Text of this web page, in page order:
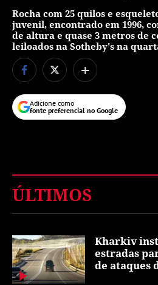
Rocha com 25 quilos e
juvenil, encontrado em 1996,
de altura e quase 3 metros de
leiloados na Sotheby's na
+
Adicione como
fonte preferencial no Google
ÚLTIMOS
Kharkiv
estradas
de ataques